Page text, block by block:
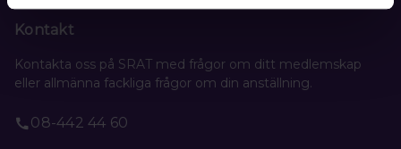
Kontakt
Kontakta oss på SRAT med frågor om ditt medlemskap
eller allmänna fackliga frågor om din anställning.
08-442 44 60